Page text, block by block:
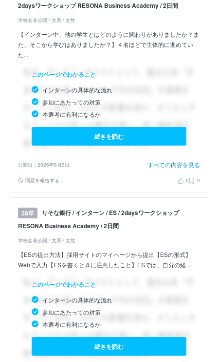
2daysワークショップ RESONA Business Academy / 2日間
学校名非公開 / 文系 / 女性
【インターン中、他の学生とはどのように関わりがありましたか？ま
た、そこから学びはありましたか？】４名ほどで主体的に進めてい
た...
このページでわかること
インターンの具体的な流れ
参加にあたっての対策
本選考に有利になるか
続きを読む
公開日：2026年8月3日 すべての内容を見る
問題を報告する 0 0
28卒
りそな銀行 / インターン / ES / 2daysワークショップ
RESONA Business Academy / 2日間
学校名非公開 / 文系 / 女性
【ESの提出方法】採用サイトのマイページから提出【ESの形式】
Webで入力【ESを書くときに注意したこと】ESでは、自分の経...
このページでわかること
インターンの具体的な流れ
参加にあたっての対策
本選考に有利になるか
続きを読む